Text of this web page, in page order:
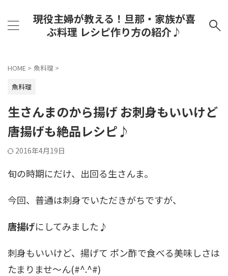
現役主婦が教える！旦那・家族が喜
ぶ料理 レシピ作り方の紹介♪
HOME > 魚料理 >
魚料理
生さんまのから揚げ お刺身もいいけど
唐揚げも絶品レシピ♪
2016年4月19日
旬の時期にだけ、出回る生さんま。
今回、普通は刺身でいただきがちですが、
唐揚げにしてみました♪
刺身もいいけど、揚げて ポン酢で食べる美味しさは
たまりませ～ん(#^.^#)